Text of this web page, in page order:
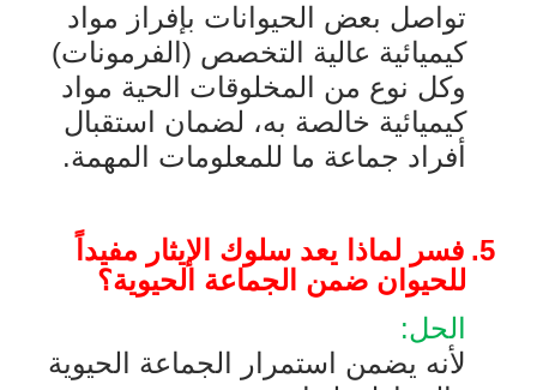
تواصل بعض الحيوانات بإفراز مواد
كيميائية عالية التخصص (الفرمونات)
وكل نوع من المخلوقات الحية مواد
كيميائية خالصة به، لضمان استقبال
أفراد جماعة ما للمعلومات المهمة.
5. فسر لماذا يعد سلوك الإيثار مفيداً
للحيوان ضمن الجماعة الحيوية؟
الحل:
لأنه يضمن استمرار الجماعة الحيوية